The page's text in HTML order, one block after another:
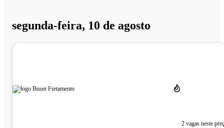
segunda-feira, 10 de agosto
2 vagas neste